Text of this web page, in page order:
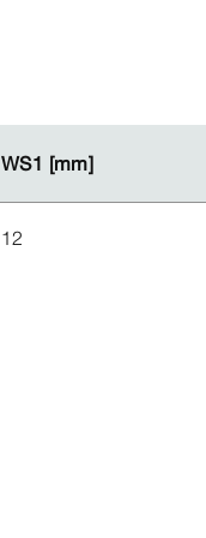
WS1 [mm]
WS1 [mm]
12